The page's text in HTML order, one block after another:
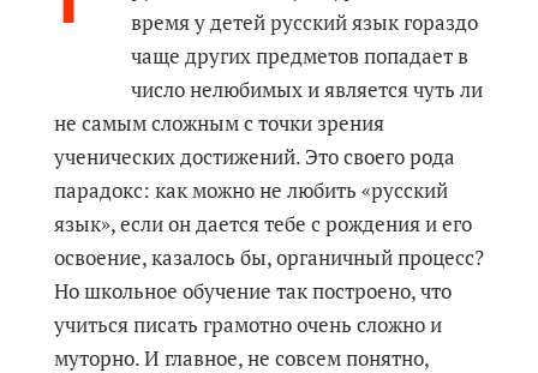
время у детей русский язык гораздо
чаще других предметов попадает в
число нелюбимых и является чуть ли
не самым сложным с точки зрения
ученических достижений. Это своего рода
парадокс: как можно не любить «русский
язык», если он дается тебе с рождения и его
освоение, казалось бы, органичный процесс?
Но школьное обучение так построено, что
учиться писать грамотно очень сложно и
муторно. И главное, не совсем понятно,